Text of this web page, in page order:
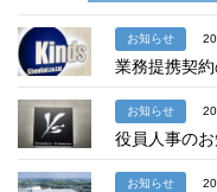
お知らせ
業務提携契
お知らせ
役員人事の
お知らせ